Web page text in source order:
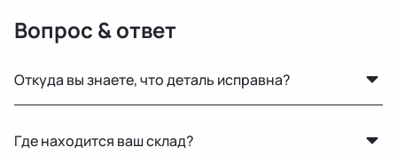
Вопрос & ответ
Откуда вы знаете, что деталь исправна?
детали осматриваются на видимые дефекты перед
Где находится ваш склад?